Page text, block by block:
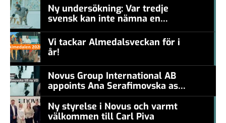
Ny undersökning: Var tredje
svensk kan inte nämna en
Vi tackar Almedalsveckan för i
år!
Novus Group International AB
appoints Ana Serafimovska as
new CEO
Ny styrelse i Novus och varmt
välkommen till Carl Piva